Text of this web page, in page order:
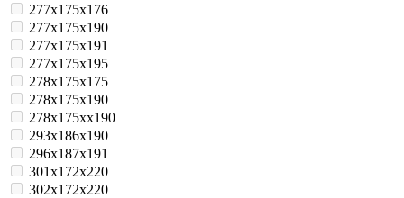
277x175x176
277x175x190
277x175x191
277x175x195
278x175x175
278x175x190
278x175xx190
293x186x190
296x187x191
301x172x220
302x172x220